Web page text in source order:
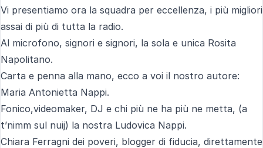
Vi presentiamo ora la squadra per eccellenza, i più migliori
assai di più di tutta la radio.
Al microfono, signori e signori, la sola e unica Rosita
Napolitano.
Carta e penna alla mano, ecco a voi il nostro autore:
Maria Antonietta Nappi.
Fonico,videomaker, DJ e chi più ne ha più ne metta, (a
t’nimm sul nuij) la nostra Ludovica Nappi.
Chiara Ferragni dei poveri, blogger di fiducia, direttamente